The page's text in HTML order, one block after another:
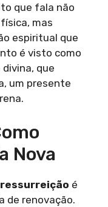
que fala não
mas
espiritual que
é visto como
que
um presente
Nova
ressurreição é
de renovação.